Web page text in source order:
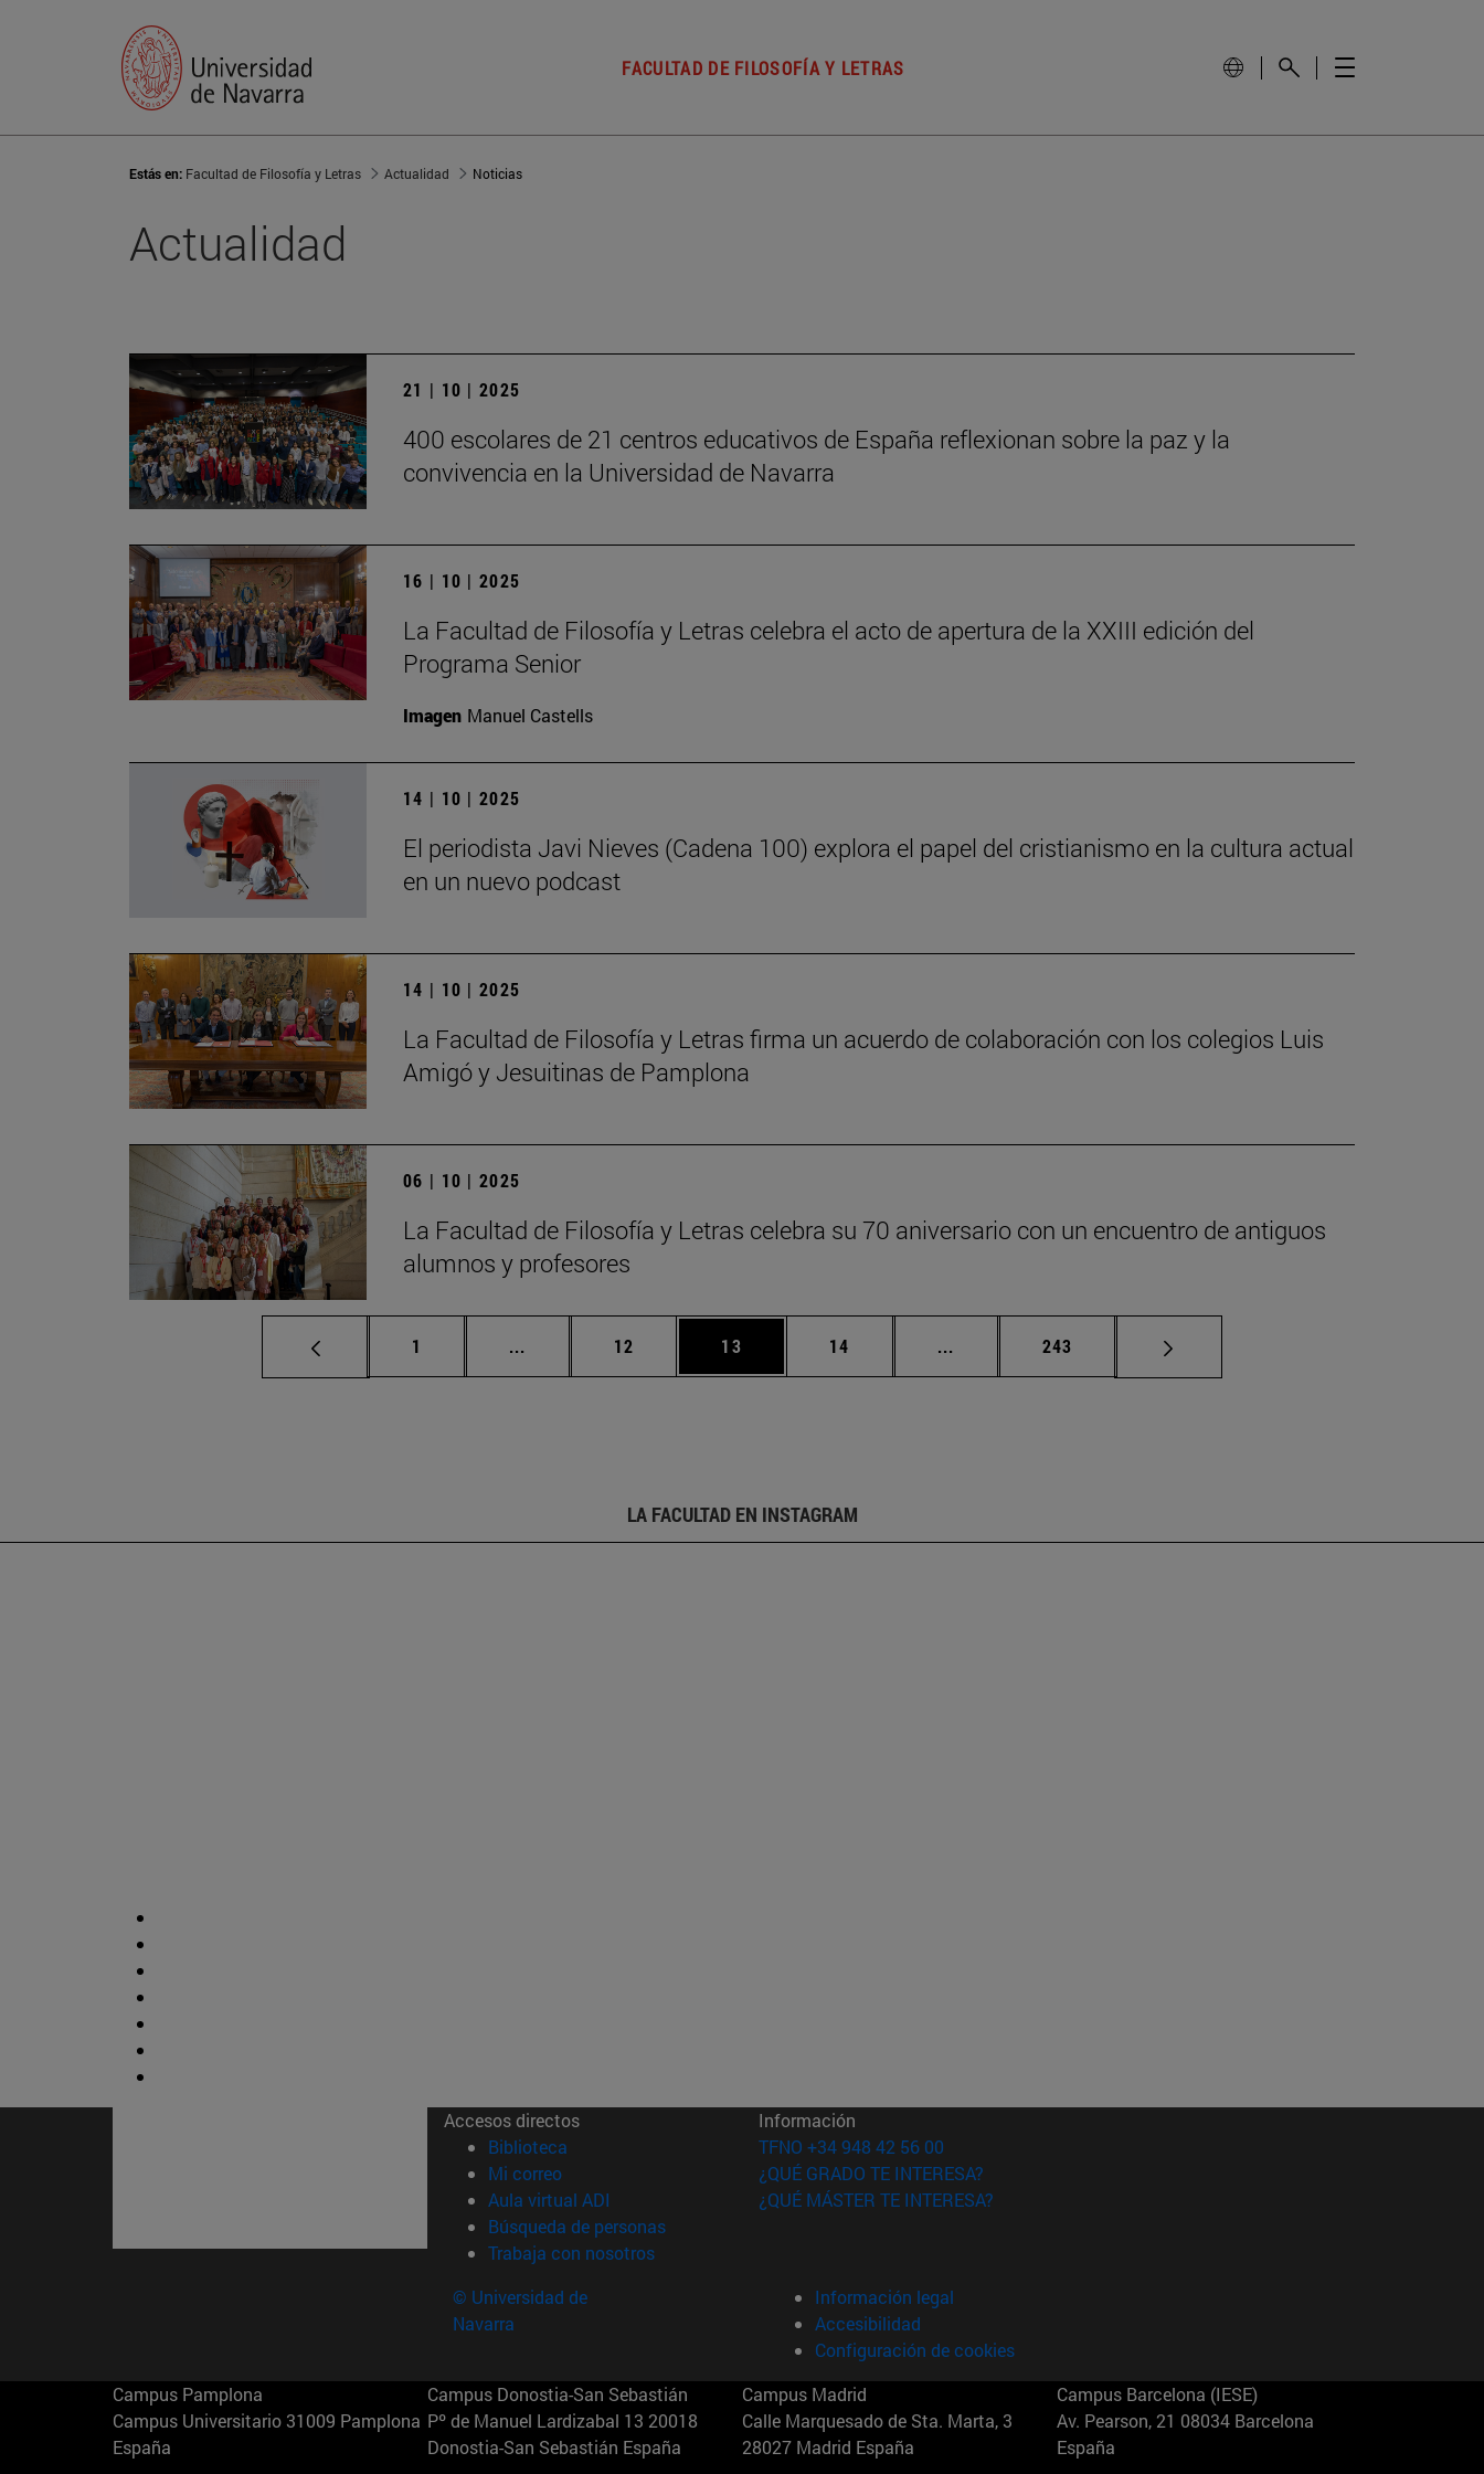
FACULTAD DE FILOSOFÍA Y LETRAS
Estás en: Facultad de Filosofía y Letras Actualidad Noticias
Actualidad
21 | 10 | 2025
400 escolares de 21 centros educativos de España reflexionan sobre la paz y la
convivencia en la Universidad de Navarra
16 | 10 | 2025
La Facultad de Filosofía y Letras celebra el acto de apertura de la XXIII edición del
Programa Senior
Imagen Manuel Castells
14 | 10 | 2025
El periodista Javi Nieves (Cadena 100) explora el papel del cristianismo en la cultura actual
en un nuevo podcast
14 | 10 | 2025
La Facultad de Filosofía y Letras firma un acuerdo de colaboración con los colegios Luis
Amigó y Jesuitinas de Pamplona
06 | 10 | 2025
La Facultad de Filosofía y Letras celebra su 70 aniversario con un encuentro de antiguos
alumnos y profesores
Página
1 ... Páginas intermedias Use TAB para desplazarse.
Página
12 Página
13 Página
14 ... Páginas intermedias Use TAB para desplazarse.
Página
243
LA FACULTAD EN INSTAGRAM
Accesos directos
Biblioteca (abre en nueva ventana)
Mi correo(abre en nueva ventana)
Aula virtual ADI (abre en nueva ventana)
Búsqueda de personas(abre en nueva ventana)
Trabaja con nosotros(abre en nueva ventana)
Información
TFNO +34 948 42 56 00
¿QUÉ GRADO TE INTERESA?
¿QUÉ MÁSTER TE INTERESA?
© Universidad de
Navarra
Información legal
Accesibilidad
Configuración de cookies
Campus Pamplona
Campus Universitario 31009 Pamplona
España
Campus Donostia-San Sebastián
Pº de Manuel Lardizabal 13 20018
Donostia-San Sebastián España
Campus Madrid
Calle Marquesado de Sta. Marta, 3
28027 Madrid España
Campus Barcelona (IESE)
Av. Pearson, 21 08034 Barcelona
España